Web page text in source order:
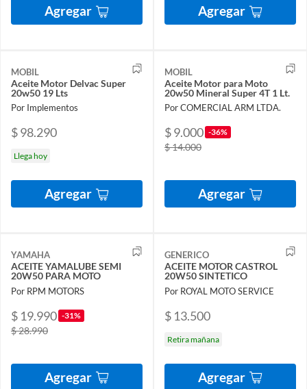
Agregar Agregar
MOBIL
Aceite Motor Delvac Super
20w50 19 Lts
Por Implementos
$ 98.290
Llega hoy
Agregar
MOBIL
Aceite Motor para Moto
20w50 Mineral Super 4T 1 Lt.
Por COMERCIAL ARM LTDA.
$ 9.000 -36%
$ 14.000
Agregar
YAMAHA
ACEITE YAMALUBE SEMI
20W50 PARA MOTO
Por RPM MOTORS
$ 19.990 -31%
$ 28.990
Agregar
GENERICO
ACEITE MOTOR CASTROL
20W50 SINTETICO
Por ROYAL MOTO SERVICE
$ 13.500
Retira mañana
Agregar